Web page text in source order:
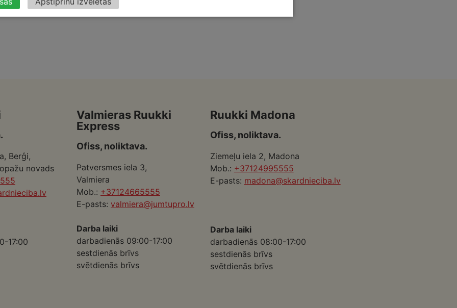
Berģi,
novads
17:00
Valmieras Ruukki
Express
Ofiss, noliktava.
Patversmes iela 3,
Valmiera
Mob.: +37124665555
E-pasts: valmiera@jumtupro.lv
Darba laiki
darbadienās 09:00-17:00
sestdienās brīvs
svētdienās brīvs
Ruukki Madona
Ofiss, noliktava.
Ziemeļu iela 2, Madona
Mob.: +37124995555
E-pasts: madona@skardnieciba.lv
Darba laiki
darbadienās 08:00-17:00
sestdienās brīvs
svētdienās brīvs